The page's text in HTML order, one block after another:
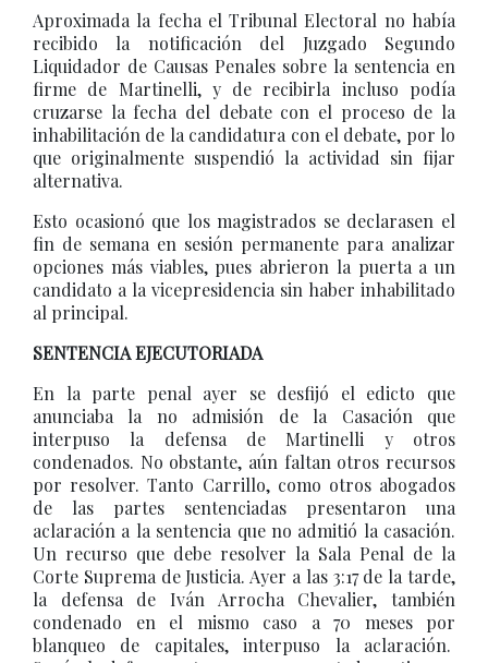
Aproximada la fecha el Tribunal Electoral no había
recibido la notificación del Juzgado Segundo
Liquidador de Causas Penales sobre la sentencia en
firme de Martinelli, y de recibirla incluso podía
cruzarse la fecha del debate con el proceso de la
inhabilitación de la candidatura con el debate, por lo
que originalmente suspendió la actividad sin fijar
alternativa.
Esto ocasionó que los magistrados se declarasen el
fin de semana en sesión permanente para analizar
opciones más viables, pues abrieron la puerta a un
candidato a la vicepresidencia sin haber inhabilitado
al principal.
SENTENCIA EJECUTORIADA
En la parte penal ayer se desfijó el edicto que
anunciaba la no admisión de la Casación que
interpuso la defensa de Martinelli y otros
condenados. No obstante, aún faltan otros recursos
por resolver. Tanto Carrillo, como otros abogados
de las partes sentenciadas presentaron una
aclaración a la sentencia que no admitió la casación.
Un recurso que debe resolver la Sala Penal de la
Corte Suprema de Justicia. Ayer a las 3:17 de la tarde,
la defensa de Iván Arrocha Chevalier, también
condenado en el mismo caso a 70 meses por
blanqueo de capitales, interpuso la aclaración.